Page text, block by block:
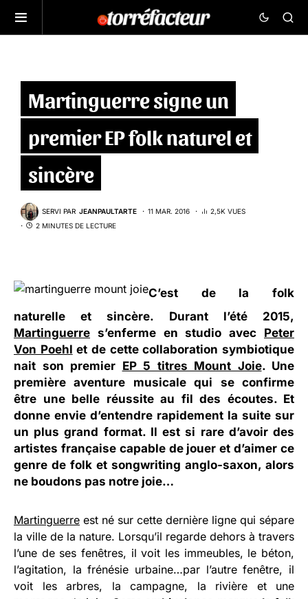
Martinguerre signe un
premier EP folk naturel et
sincère
SERVI PAR JEANPAULTARTE 11 MAR. 2016
2,5K VUES
2 MINUTES DE LECTURE
C’est de la folk
naturelle et sincère. Durant l’été 2015,
Martinguerre s’enferme en studio avec Peter
Von Poehl et de cette collaboration symbiotique
nait son premier EP 5 titres Mount Joie. Une
première aventure musicale qui se confirme
être une belle réussite au fil des écoutes. Et
donne envie d’entendre rapidement la suite sur
un plus grand format. Il est si rare d’avoir des
artistes française capable de jouer et d’aimer ce
genre de folk et songwriting anglo-saxon, alors
ne boudons pas notre joie…
Martinguerre est né sur cette dernière ligne qui sépare
la ville de la nature. Lorsqu’il regarde dehors à travers
l’une de ses fenêtres, il voit les immeubles, le béton,
l’agitation, la frénésie urbaine…par l’autre fenêtre, il
voit les arbres, la campagne, la rivière et une